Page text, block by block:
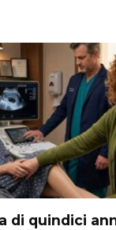
di quindici